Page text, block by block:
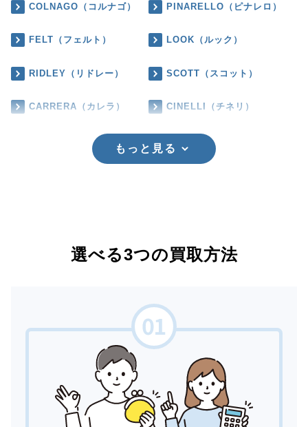
COLNAGO（コルナゴ） PINARELLO（ピナレロ）
FELT（フェルト） LOOK（ルック）
RIDLEY（リドレー） SCOTT（スコット）
CARRERA（カレラ） CINELLI（チネリ）
もっと見る
選べる3つの買取方法